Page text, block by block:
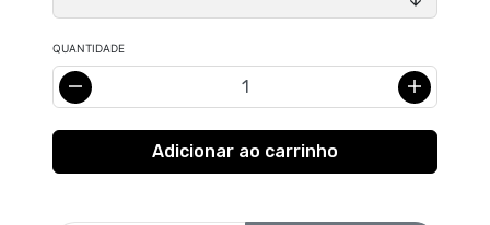
QUANTIDADE